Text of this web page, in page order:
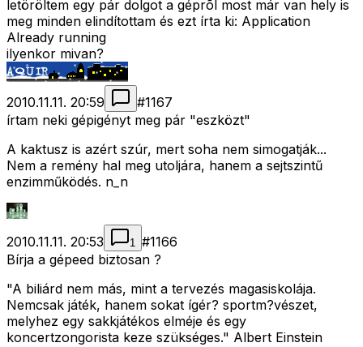
letöröltem egy pár dolgot a géprõl most már van hely is
meg minden elindítottam és ezt írta ki: Application
Already running
ilyenkor mivan?
2010.11.11. 20:59 #1167
írtam neki gépigényt meg pár "eszközt"
A kaktusz is azért szúr, mert soha nem simogatják...
Nem a remény hal meg utoljára, hanem a sejtszintű
enzimműködés. n_n
2010.11.11. 20:53 1 #1166
Bírja a gépeed biztosan ?
"A biliárd nem más, mint a tervezés magasiskolája.
Nemcsak játék, hanem sokat ígér? sportm?vészet,
melyhez egy sakkjátékos elméje és egy
koncertzongorista keze szükséges." Albert Einstein